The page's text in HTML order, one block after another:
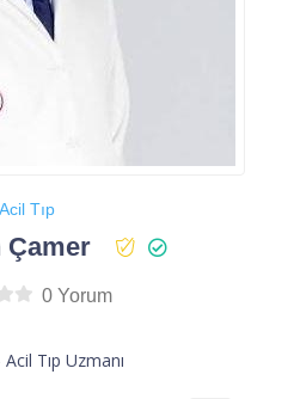
Acil Tıp
Çamer
0 Yorum
Tıp Uzmanı